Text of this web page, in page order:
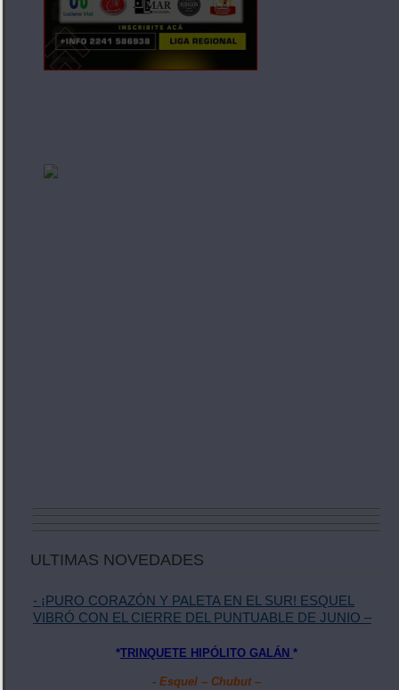
ULTIMAS NOVEDADES
- ¡PURO CORAZÓN Y PALETA EN EL SUR! ESQUEL
VIBRÓ CON EL CIERRE DEL PUNTUABLE DE JUNIO –
*TRINQUETE HIPÓLITO GALÁN *
- Esquel – Chubut –